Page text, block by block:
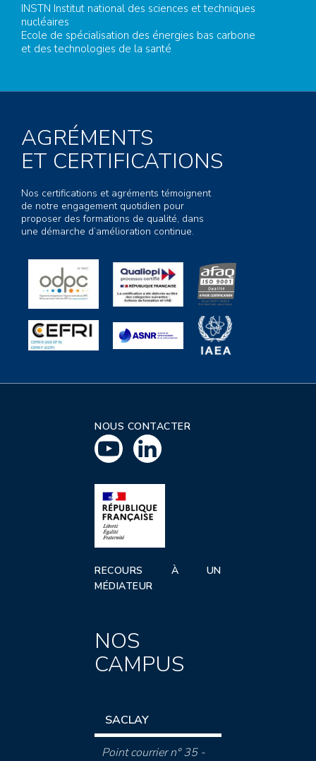
INSTN Institut national des sciences et techniques
nucléaires
Ecole de spécialisation des énergies bas carbone
et des technologies de la santé
AGRÉMENTS
ET CERTIFICATIONS
Nos certifications et agréments témoignent
de notre engagement quotidien pour
proposer des formations de qualité, dans
une démarche d’amélioration continue.
NOUS CONTACTER
RECOURS À UN
MÉDIATEUR
NOS
CAMPUS
SACLAY
Point courrier n° 35 -